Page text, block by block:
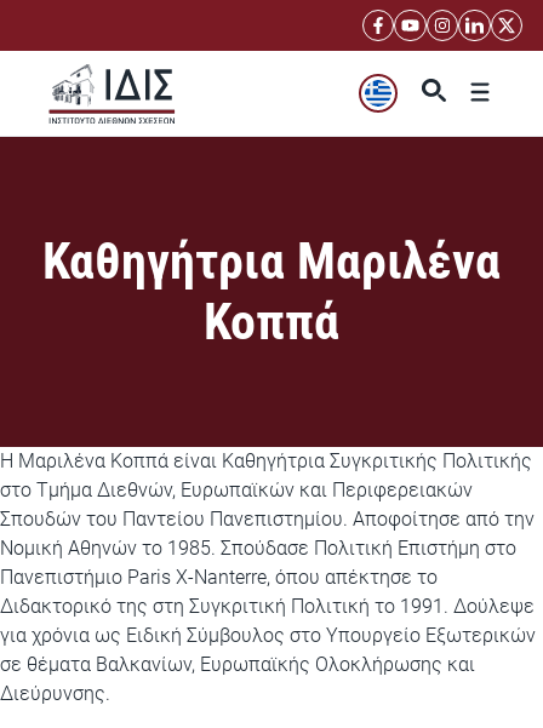
περιεχόμενο
Μενού
Καθηγήτρια Μαριλένα
Κοππά
Η Μαριλένα Κοππά είναι Καθηγήτρια Συγκριτικής Πολιτικής
στο Τμήμα Διεθνών, Ευρωπαϊκών και Περιφερειακών
Σπουδών του Παντείου Πανεπιστημίου. Αποφοίτησε από την
Νομική Αθηνών το 1985. Σπούδασε Πολιτική Επιστήμη στο
Πανεπιστήμιο Paris X-Nanterre, όπου απέκτησε το
Διδακτορικό της στη Συγκριτική Πολιτική το 1991. Δούλεψε
για χρόνια ως Ειδική Σύμβουλος στο Υπουργείο Εξωτερικών
σε θέματα Βαλκανίων, Ευρωπαϊκής Ολοκλήρωσης και
Διεύρυνσης.